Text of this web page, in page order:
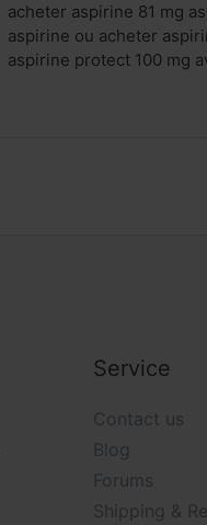
acheter aspirine 81 mg
aspirine ou acheter
aspirine protect 100 mg
Service
Contact us
Blog
Forums
Shipping &